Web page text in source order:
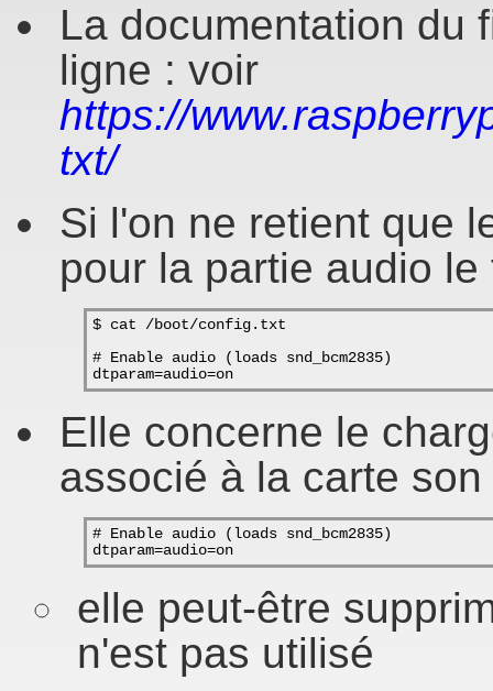
La documentation du
ligne : voir
https://
txt/
Si l'on ne retient que
pour la partie audio
$ cat /boot/config.txt
# Enable audio (loads snd_bcm2835)
dtparam=audio=on
Elle concerne le
associé à la carte
# Enable audio (loads snd_bcm2835)
dtparam=audio=on
elle peut-être
n'est pas utilisé